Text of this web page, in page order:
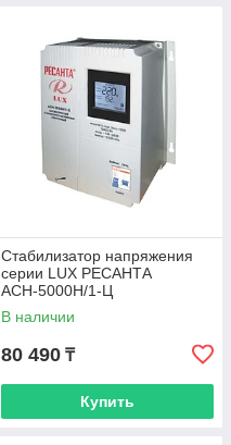
Стабилизатор напряжения
серии LUX РЕСАНТА
АСН-5000Н/1-Ц
В наличии
80 490 ₸
Купить